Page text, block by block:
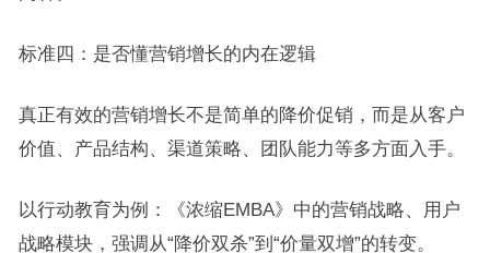
标准四：是否懂营销增长的内在逻辑
真正有效的营销增长不是简单的降价促销，而是从客户
价值、产品结构、渠道策略、团队能力等多方面入手。
以行动教育为例：《浓缩EMBA》中的营销战略、用户
战略模块，强调从“降价双杀”到“价量双增”的转变。